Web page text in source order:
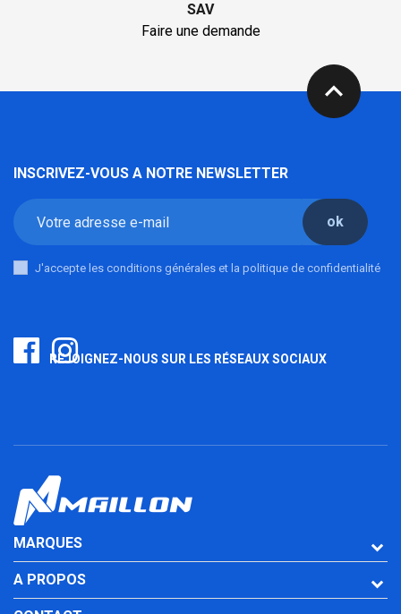
SAV
Faire une demande
expand_less
INSCRIVEZ-VOUS A NOTRE NEWSLETTER
ok
J'accepte les conditions générales et la politique de confidentialité
REJOIGNEZ-NOUS SUR LES RÉSEAUX SOCIAUX
MARQUES
A PROPOS